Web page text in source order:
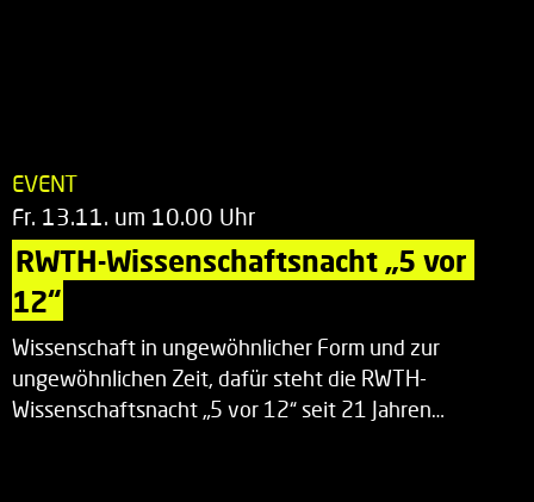
EVENT
Fr. 13.11. um 10.00 Uhr
RWTH-Wissenschaftsnacht „5 vor
12“
Wissenschaft in ungewöhnlicher Form und zur
ungewöhnlichen Zeit, dafür steht die RWTH-
Wissenschaftsnacht „5 vor 12“ seit 21 Jahren…